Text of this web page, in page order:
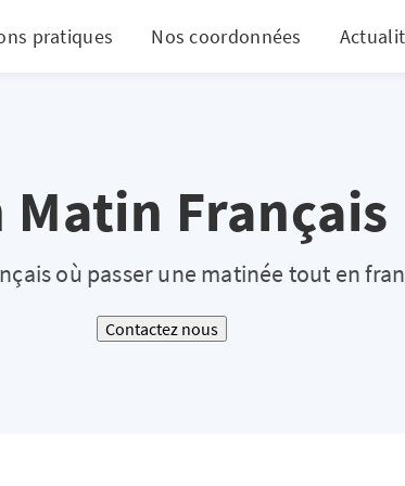
pratiques Nos coordonnées
Matin Français
où passer une matinée tout en
Contactez nous